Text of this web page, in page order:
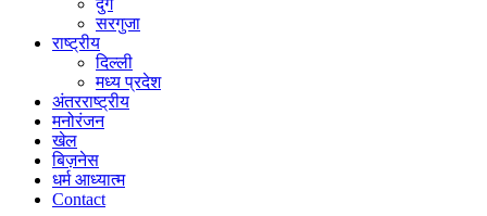
दुर्ग
सरगुजा
राष्ट्रीय
दिल्ली
मध्य प्रदेश
अंतरराष्ट्रीय
मनोरंजन
खेल
बिज़नेस
धर्म आध्यात्म
Contact